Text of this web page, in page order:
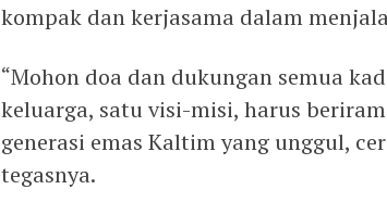
kompak dan kerjasama dalam
“Mohon doa dan dukungan semua
keluarga, satu visi-misi, harus
generasi emas Kaltim yang unggul,
tegasnya.